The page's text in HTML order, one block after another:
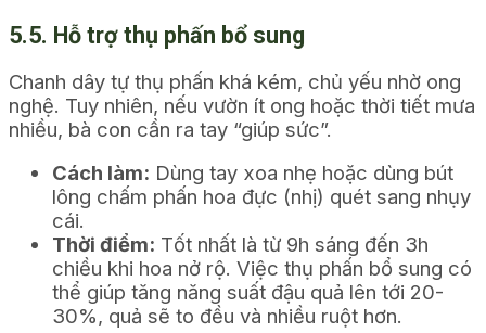
5.5. Hỗ trợ thụ phấn bổ sung
Chanh dây tự thụ phấn khá kém, chủ yếu nhờ ong
nghệ. Tuy nhiên, nếu vườn ít ong hoặc thời tiết mưa
nhiều, bà con cần ra tay “giúp sức”.
Cách làm: Dùng tay xoa nhẹ hoặc dùng bút
lông chấm phấn hoa đực (nhị) quét sang nhụy
cái.
Thời điểm: Tốt nhất là từ 9h sáng đến 3h
chiều khi hoa nở rộ. Việc thụ phấn bổ sung có
thể giúp tăng năng suất đậu quả lên tới 20-
30%, quả sẽ to đều và nhiều ruột hơn.